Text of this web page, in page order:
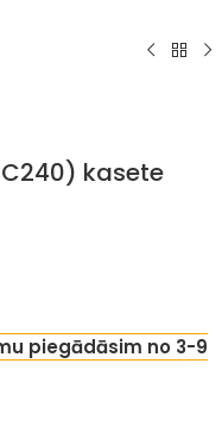
kasete
piegādāsim no 3-9